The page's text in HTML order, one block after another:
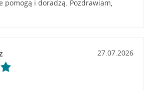
pomogą i doradzą. Pozdrawiam,
27.07.2026